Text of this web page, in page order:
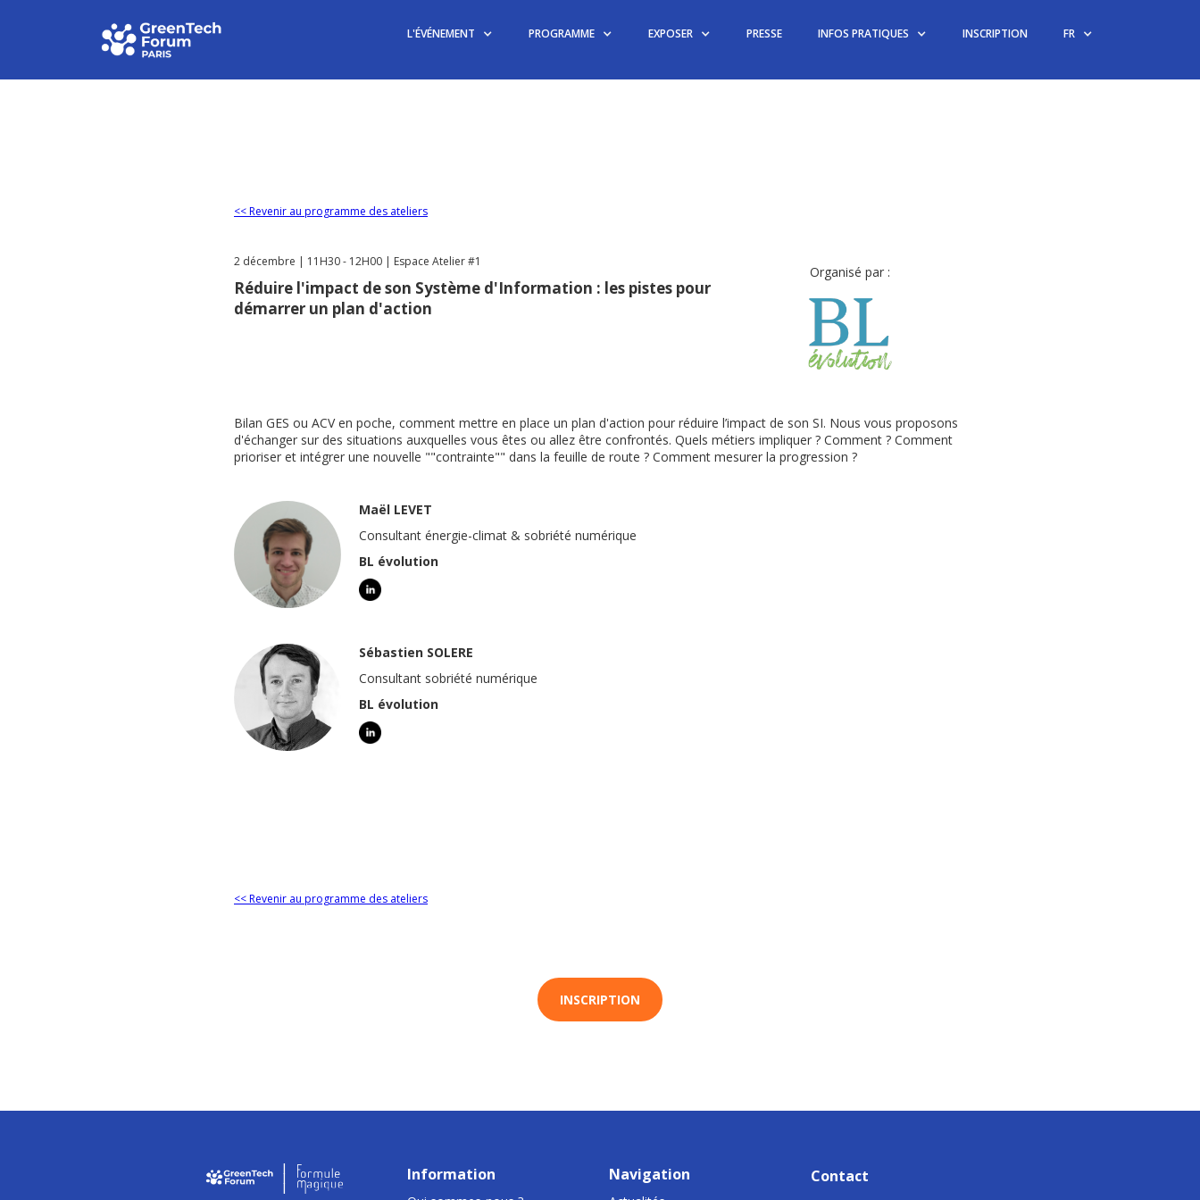
L'ÉVÉNEMENT PROGRAMME EXPOSER PRESSE INFOS PRATIQUES INSCRIPTION FR
<< Revenir au programme des ateliers
2 décembre | 11H30 - 12H00 | Espace Atelier #1
Réduire l'impact de son Système d'Information : les pistes pour
démarrer un plan d'action
Organisé par :
Bilan GES ou ACV en poche, comment mettre en place un plan d'action pour réduire l’impact de son SI. Nous vous proposons
d'échanger sur des situations auxquelles vous êtes ou allez être confrontés. Quels métiers impliquer ? Comment ? Comment
prioriser et intégrer une nouvelle ""contrainte"" dans la feuille de route ? Comment mesurer la progression ?
Maël LEVET
Consultant énergie-climat & sobriété numérique
BL évolution
Sébastien SOLERE
Consultant sobriété numérique
BL évolution
<< Revenir au programme des ateliers
INSCRIPTION
I
II
Information Navigation Contact